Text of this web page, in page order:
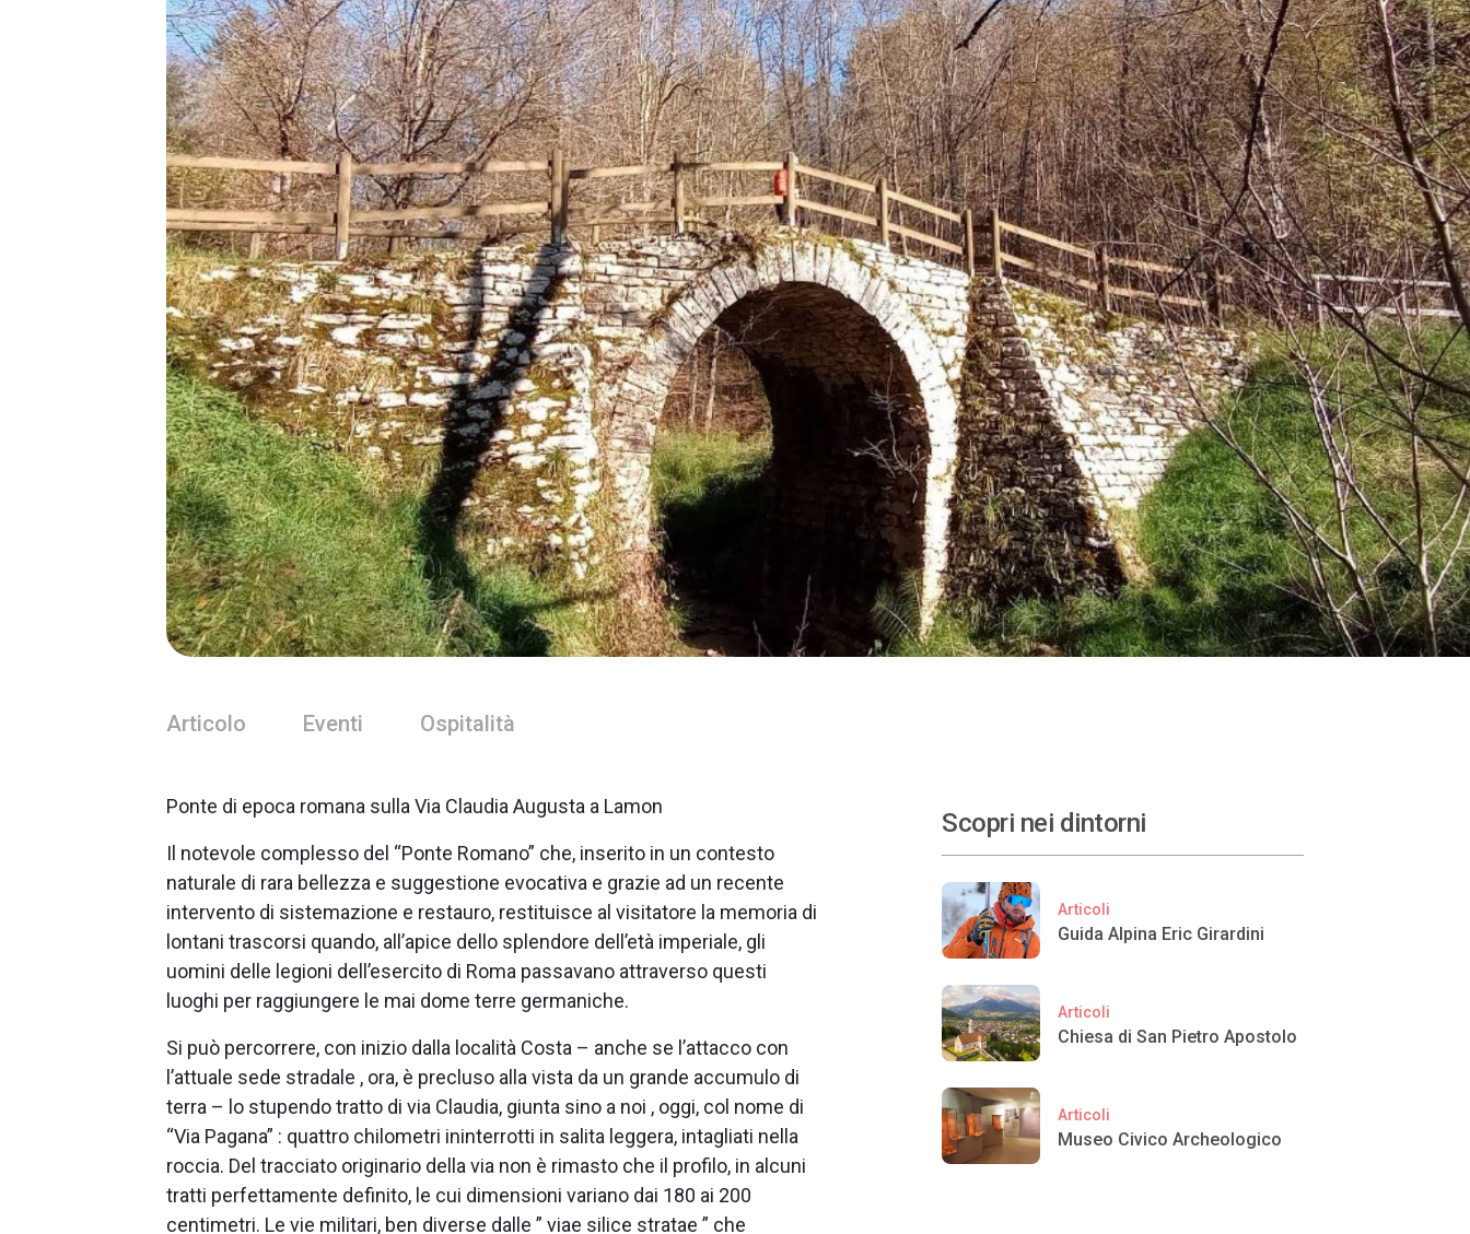
Articolo Eventi Ospitalità
Ponte di epoca romana sulla Via Claudia Augusta a Lamon
Il notevole complesso del “Ponte Romano” che, inserito in un contesto
naturale di rara bellezza e suggestione evocativa e grazie ad un recente
intervento di sistemazione e restauro, restituisce al visitatore la memoria di
lontani trascorsi quando, all’apice dello splendore dell’età imperiale, gli
uomini delle legioni dell’esercito di Roma passavano attraverso questi
luoghi per raggiungere le mai dome terre germaniche.
Si può percorrere, con inizio dalla località Costa – anche se l’attacco con
l’attuale sede stradale , ora, è precluso alla vista da un grande accumulo di
terra – lo stupendo tratto di via Claudia, giunta sino a noi , oggi, col nome di
“Via Pagana” : quattro chilometri ininterrotti in salita leggera, intagliati nella
roccia. Del tracciato originario della via non è rimasto che il profilo, in alcuni
tratti perfettamente definito, le cui dimensioni variano dai 180 ai 200
centimetri. Le vie militari, ben diverse dalle ” viae silice stratae ” che
Scopri nei dintorni
Articoli
Guida Alpina Eric Girardini
Articoli
Chiesa di San Pietro Apostolo
Articoli
Museo Civico Archeologico